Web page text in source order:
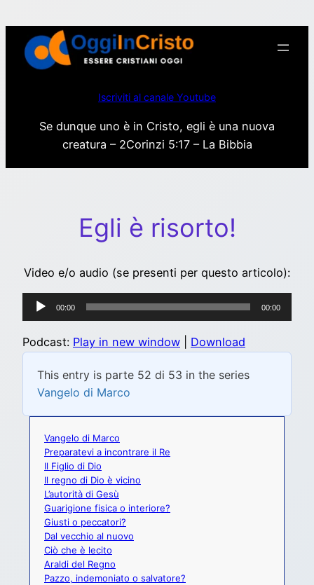
contenuto
Iscriviti al canale Youtube
Se dunque uno è in Cristo, egli è una nuova
creatura – 2Corinzi 5:17 – La Bibbia
Egli è risorto!
Video e/o audio (se presenti per questo articolo):
Audio
Player
00:00 00:00
Podcast: Play in new window Download
This entry is parte 52 di 53 in the series
Vangelo di Marco
Vangelo di Marco
Preparatevi a incontrare il Re
Il Figlio di Dio
Il regno di Dio è vicino
L’autorità di Gesù
Guarigione fisica o interiore?
Giusti o peccatori?
Dal vecchio al nuovo
Ciò che è lecito
Araldi del Regno
Pazzo, indemoniato o salvatore?